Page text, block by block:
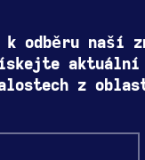
k odběru naší
aktuální
z